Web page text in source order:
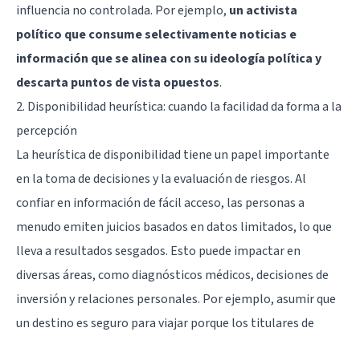
influencia no controlada. Por ejemplo, un activista
político que consume selectivamente noticias e
información que se alinea con su ideología política y
descarta puntos de vista opuestos.
2. Disponibilidad heurística: cuando la facilidad da forma a la
percepción
La heurística de disponibilidad tiene un papel importante
en la toma de decisiones y la evaluación de riesgos. Al
confiar en información de fácil acceso, las personas a
menudo emiten juicios basados en datos limitados, lo que
lleva a resultados sesgados. Esto puede impactar en
diversas áreas, como diagnósticos médicos, decisiones de
inversión y relaciones personales. Por ejemplo, asumir que
un destino es seguro para viajar porque los titulares de